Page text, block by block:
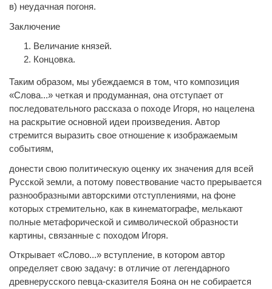
в) неудачная погоня.
Заключение
Величание князей.
Концовка.
Таким образом, мы убеждаемся в том, что композиция
«Слова...» четкая и продуманная, она отступает от
последовательного рассказа о походе Игоря, но нацелена
на раскрытие основной идеи произведения. Автор
стремится выразить свое отношение к изображаемым
событиям,
донести свою политическую оценку их значения для всей
Русской земли, а потому повествование часто прерывается
разнообразными авторскими отступлениями, на фоне
которых стремительно, как в кинематографе, мелькают
полные метафорической и символической образности
картины, связанные с походом Игоря.
Открывает «Слово...» вступление, в котором автор
определяет свою задачу: в отличие от легендарного
древнерусского певца-сказителя Бояна он не собирается